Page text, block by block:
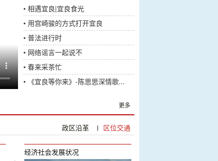
• 相遇宜良|宜良食光
• 用宫崎骏的方式打开宜良
• 普法进行时
• 网络谣言一起说不
• 春来采茶忙
• 《宜良等你来》-陈思思深情歌...
更多
区位交通
|
政区沿革
经济社会发展状况